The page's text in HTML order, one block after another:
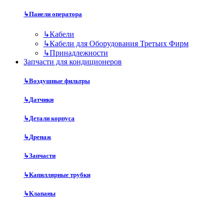
↳Панели оператора
↳Кабели
↳Кабели для Оборудования Третьих Фирм
↳Принадлежности
Запчасти для кондиционеров
↳Воздушные фильтры
↳Датчики
↳Детали корпуса
↳Дренаж
↳Запчасти
↳Капиллярные трубки
↳Клапаны